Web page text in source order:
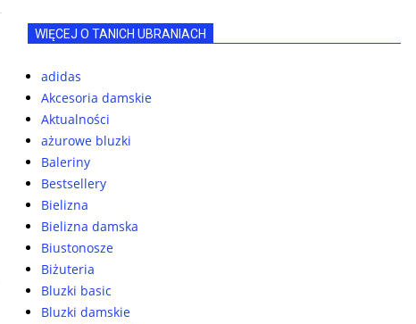
WIĘCEJ O TANICH UBRANIACH
adidas
Akcesoria damskie
Aktualności
ażurowe bluzki
Baleriny
Bestsellery
Bielizna
Bielizna damska
Biustonosze
Biżuteria
Bluzki basic
Bluzki damskie